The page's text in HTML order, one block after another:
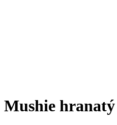
Mushie